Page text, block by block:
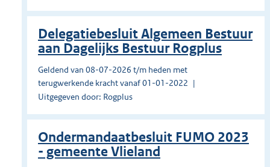
Delegatiebesluit Algemeen Bestuur
aan Dagelijks Bestuur Rogplus
Geldend van 08-07-2026 t/m heden met
terugwerkende kracht vanaf 01-01-2022
Uitgegeven door: Rogplus
Ondermandaatbesluit FUMO 2023
- gemeente Vlieland